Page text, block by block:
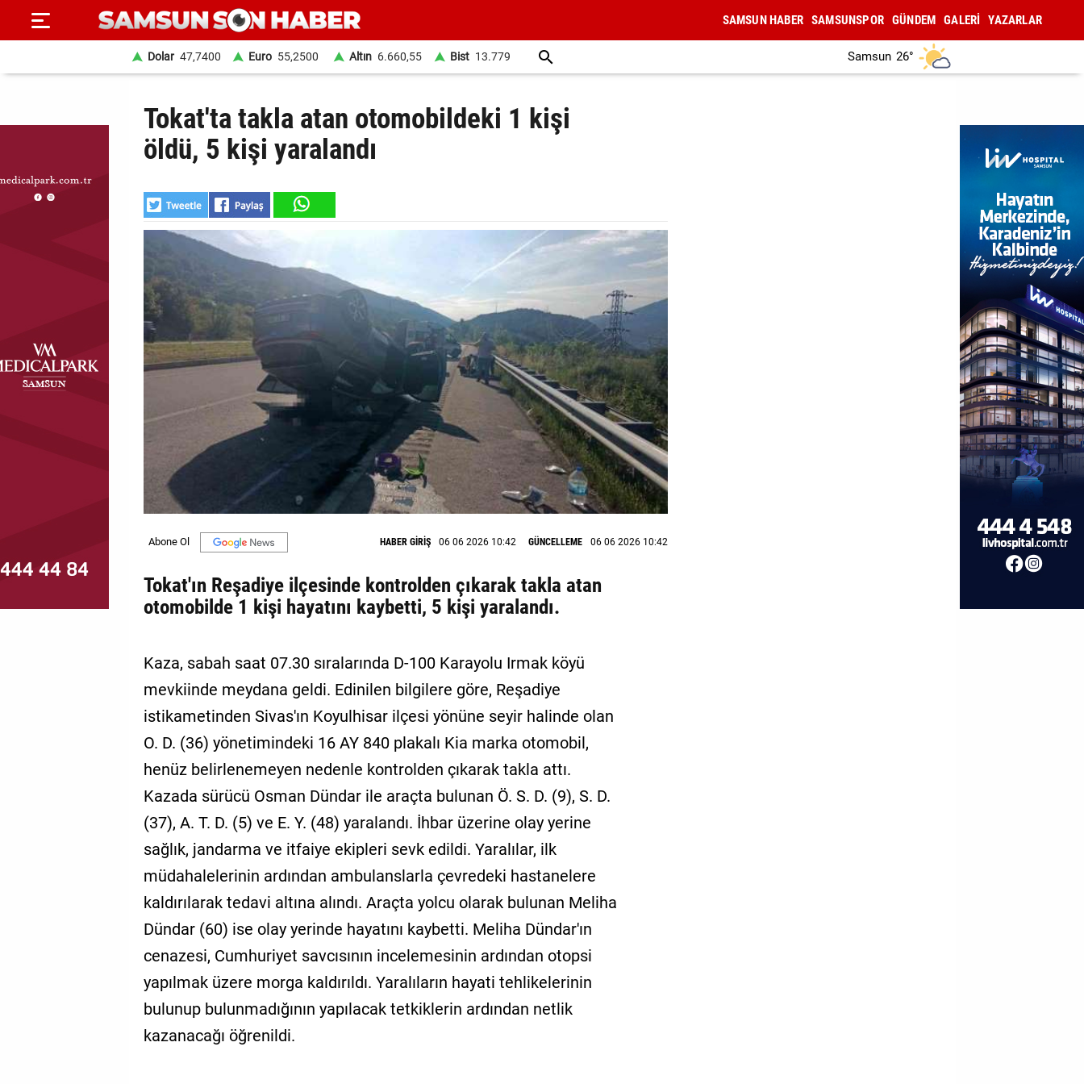
SAYFA
HABER
DÜNYA
MAGAZİN
Künye
İletişim
SAMSUN HABER SAMSUNSPOR GÜNDEM GALERİ YAZARLAR
Dolar 47,7400 Euro 55,2500 Altın 6.660,55 Bist 13.779 Samsun 26°
Tokat'ta takla atan otomobildeki 1 kişi
öldü, 5 kişi yaralandı
HABER GİRİŞ 06 06 2026 10:42 GÜNCELLEME 06 06 2026 10:42
Tokat'ın Reşadiye ilçesinde kontrolden çıkarak takla atan
otomobilde 1 kişi hayatını kaybetti, 5 kişi yaralandı.
Kaza, sabah saat 07.30 sıralarında D-100 Karayolu Irmak köyü
mevkiinde meydana geldi. Edinilen bilgilere göre, Reşadiye
istikametinden Sivas'ın Koyulhisar ilçesi yönüne seyir halinde olan
O. D. (36) yönetimindeki 16 AY 840 plakalı Kia marka otomobil,
henüz belirlenemeyen nedenle kontrolden çıkarak takla attı.
Kazada sürücü Osman Dündar ile araçta bulunan Ö. S. D. (9), S. D.
(37), A. T. D. (5) ve E. Y. (48) yaralandı. İhbar üzerine olay yerine
sağlık, jandarma ve itfaiye ekipleri sevk edildi. Yaralılar, ilk
müdahalelerinin ardından ambulanslarla çevredeki hastanelere
kaldırılarak tedavi altına alındı. Araçta yolcu olarak bulunan Meliha
Dündar (60) ise olay yerinde hayatını kaybetti. Meliha Dündar'ın
cenazesi, Cumhuriyet savcısının incelemesinin ardından otopsi
yapılmak üzere morga kaldırıldı. Yaralıların hayati tehlikelerinin
bulunup bulunmadığının yapılacak tetkiklerin ardından netlik
kazanacağı öğrenildi.